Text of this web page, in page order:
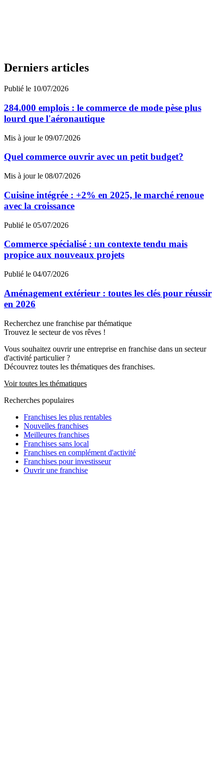
Derniers articles
Publié le 10/07/2026
284.000 emplois : le commerce de mode pèse plus
lourd que l'aéronautique
Mis à jour le 09/07/2026
Quel commerce ouvrir avec un petit budget?
Mis à jour le 08/07/2026
Cuisine intégrée : +2% en 2025, le marché renoue
avec la croissance
Publié le 05/07/2026
Commerce spécialisé : un contexte tendu mais
propice aux nouveaux projets
Publié le 04/07/2026
Aménagement extérieur : toutes les clés pour réussir
en 2026
Recherchez une franchise par thématique
Trouvez le secteur de vos rêves !
Vous souhaitez ouvrir une entreprise en franchise dans un secteur
d'activité particulier ?
Découvrez toutes les thématiques des franchises.
Voir toutes les thématiques
Recherches populaires
Franchises les plus rentables
Nouvelles franchises
Meilleures franchises
Franchises sans local
Franchises en complément d'activité
Franchises pour investisseur
Ouvrir une franchise